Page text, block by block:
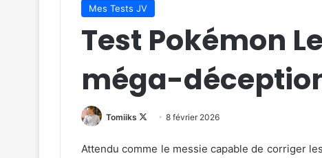
Mes Tests JV
Test Pokémon
méga-
Tomiiks
Follow
X
8 février 2026
Attendu comme le messie capable de corriger